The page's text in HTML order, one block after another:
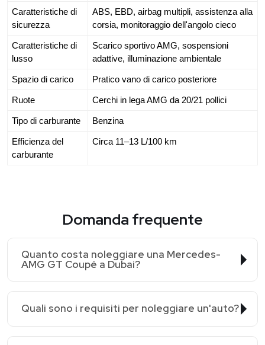
Caratteristiche di
sicurezza
ABS, EBD, airbag multipli, assistenza alla
corsia, monitoraggio dell'angolo cieco
Caratteristiche di
lusso
Scarico sportivo AMG, sospensioni
adattive, illuminazione ambientale
Spazio di carico Pratico vano di carico posteriore
Ruote Cerchi in lega AMG da 20/21 pollici
Tipo di carburante Benzina
Efficienza del
carburante
Circa 11–13 L/100 km
Domanda frequente
Quanto costa noleggiare una Mercedes-
AMG GT Coupé a Dubai?
Quali sono i requisiti per noleggiare un'auto?